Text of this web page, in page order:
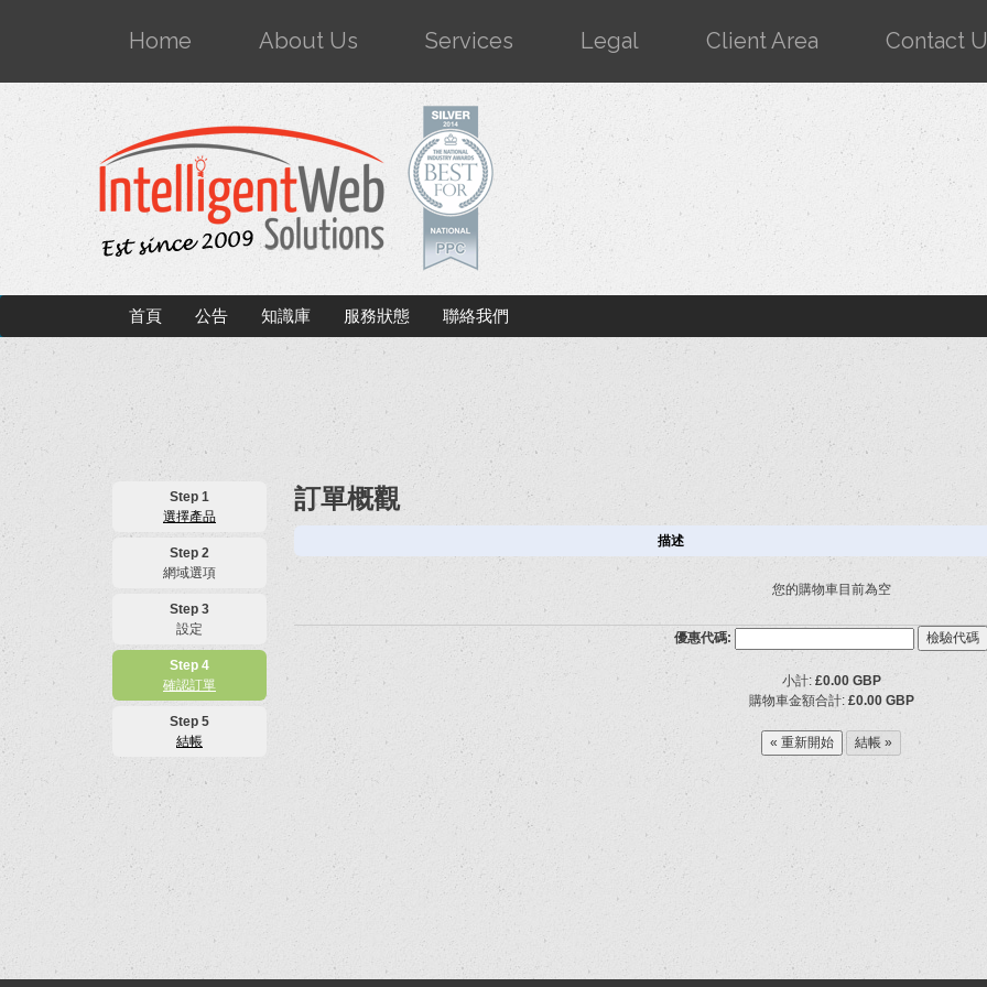
Home About Us Services Legal Client Area Contact
首頁 公告 知識庫 服務狀態 聯絡我們
Step 1
選擇產品
Step 2
網域選項
Step 3
設定
Step 4
確認訂單
Step 5
結帳
訂單概觀
描述
您的購物車目前為空
優惠代碼:
小計: £0.00 GBP
購物車金額合計: £0.00 GBP